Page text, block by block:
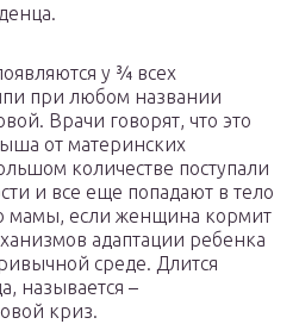
у ¾ всех
при любом названии
Врачи говорят, что это
от материнских
количестве поступали
и все еще попадают в тело
мамы, если женщина кормит
адаптации ребенка
среде. Длится
называется –
криз.